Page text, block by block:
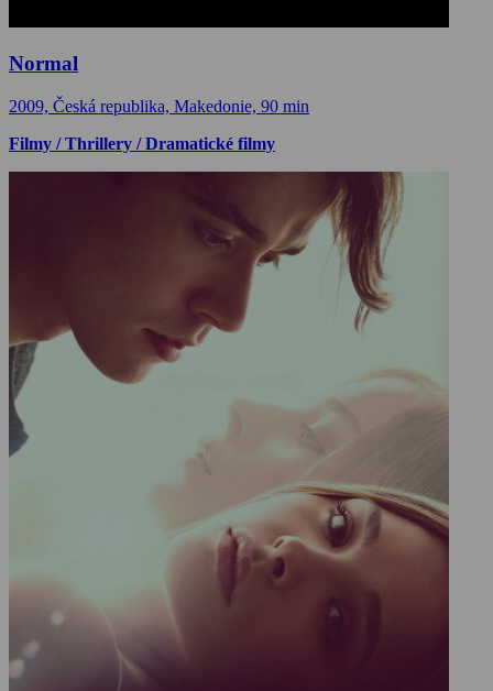
Normal
2009, Česká republika, Makedonie, 90 min
Filmy / Thrillery / Dramatické filmy